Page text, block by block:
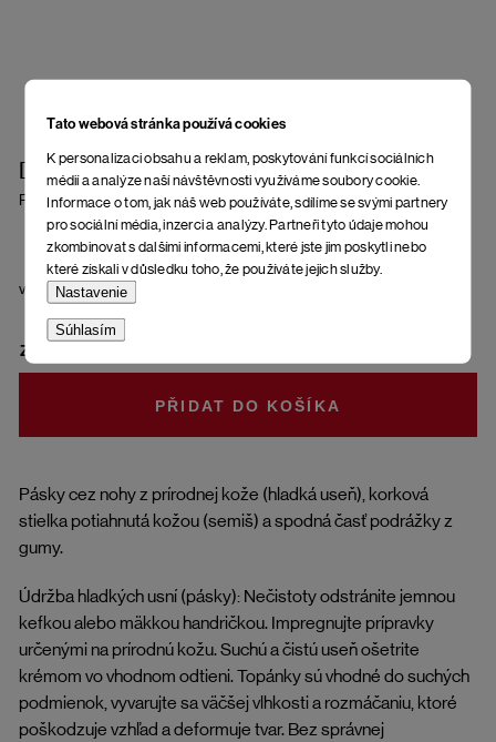
Tato webová stránka používá cookies
K personalizaci obsahu a reklam, poskytování funkcí sociálních
médií a analýze naší návštěvnosti využíváme soubory cookie.
Informace o tom, jak náš web používáte, sdílíme se svými partnery
pro sociální média, inzerci a analýzy. Partneři tyto údaje mohou
zkombinovat s dalšími informacemi, které jste jim poskytli nebo
které získali v důsledku toho, že používáte jejich služby.
Nastavenie
Súhlasím
Dámské šľapky Enna
Rose
Pásky cez nohy z prírodnej kože (hladká useň), korková
stielka potiahnutá kožou (semiš) a spodná časť podrážky z
gumy.
Údržba hladkých usní (pásky): Nečistoty odstránite jemnou
kefkou alebo mäkkou handričkou. Impregnujte prípravky
určenými na prírodnú kožu. Suchú a čistú useň ošetrite
krémom vo vhodnom odtieni. Topánky sú vhodné do suchých
podmienok, vyvarujte sa väčšej vlhkosti a rozmáčaniu, ktoré
poškodzuje vzhľad a deformuje tvar. Bez správnej
veľkosť
ZVOĽTE VARIANT
DO KOŠÍKA